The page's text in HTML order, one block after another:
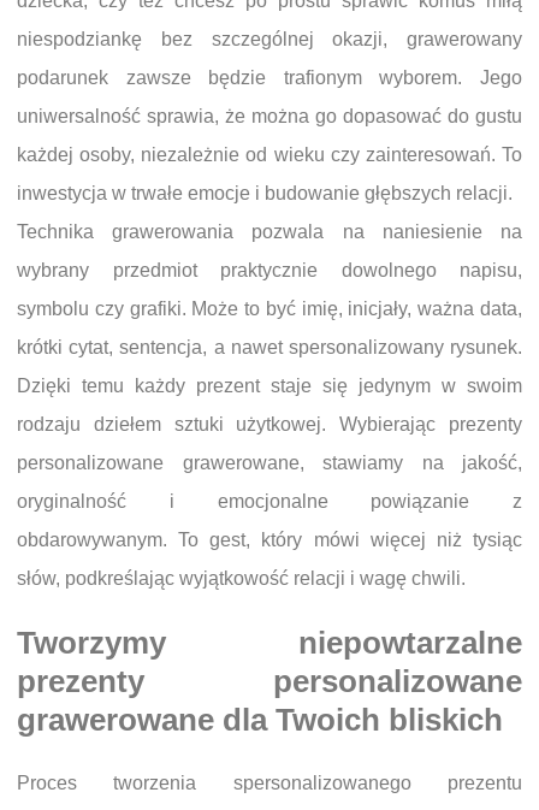
niespodziankę bez szczególnej okazji, grawerowany
podarunek zawsze będzie trafionym wyborem. Jego
uniwersalność sprawia, że można go dopasować do gustu
każdej osoby, niezależnie od wieku czy zainteresowań. To
inwestycja w trwałe emocje i budowanie głębszych relacji.
Technika grawerowania pozwala na naniesienie na
wybrany przedmiot praktycznie dowolnego napisu,
symbolu czy grafiki. Może to być imię, inicjały, ważna data,
krótki cytat, sentencja, a nawet spersonalizowany rysunek.
Dzięki temu każdy prezent staje się jedynym w swoim
rodzaju dziełem sztuki użytkowej. Wybierając prezenty
personalizowane grawerowane, stawiamy na jakość,
oryginalność i emocjonalne powiązanie z
obdarowywanym. To gest, który mówi więcej niż tysiąc
słów, podkreślając wyjątkowość relacji i wagę chwili.
Tworzymy niepowtarzalne
prezenty personalizowane
grawerowane dla Twoich bliskich
Proces tworzenia spersonalizowanego prezentu